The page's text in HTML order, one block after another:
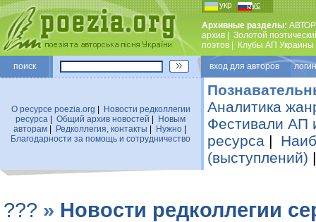
укр рус
Архивные разделы:
архив
Золотой
поэтов
Клубы АП Украины
поиск вход для авторов
О ресурсе poezia.org
Новости редколлегии
ресурса
Общий архив новостей
Новым
авторам| Редколлегия, контакты Нужно|
Благодарности за помощь и сотрудничество
Аналитика
Фестивали АП
ресурса |
(выступлений)
??? » Новости редколлегии